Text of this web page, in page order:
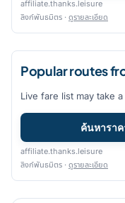
affiliate.thanks.leisure
ลิงก์พันธมิตร · ดูรายละเอียด
Popular routes
Live fare list may take
ค้นหาราค
affiliate.thanks.leisure
ลิงก์พันธมิตร · ดูรายละเอียด